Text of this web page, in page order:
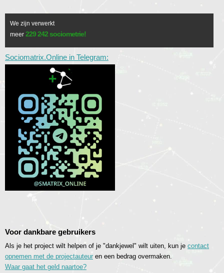
We zijn verwerkt
meer 229 242 sociometrie!
Sociomatrix.Online in Telegram:
Voor dankbare gebruikers
Als je het project wilt helpen of je "dankjewel" wilt uiten, kun je contact
opnemen met de projectauteur en een bedrag overmaken.
Waar gaat het geld naartoe?